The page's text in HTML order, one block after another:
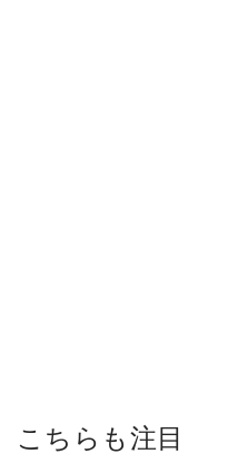
こちらも注目